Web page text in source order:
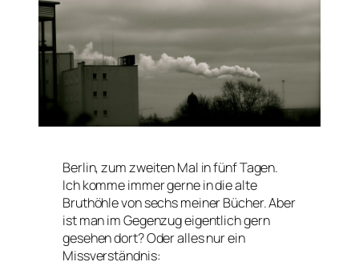
Berlin, zum zweiten Mal in fünf Tagen.
Ich komme immer gerne in die alte
Bruthöhle von sechs meiner Bücher. Aber
ist man im Gegenzug eigentlich gern
gesehen dort? Oder alles nur ein
Missverständnis: